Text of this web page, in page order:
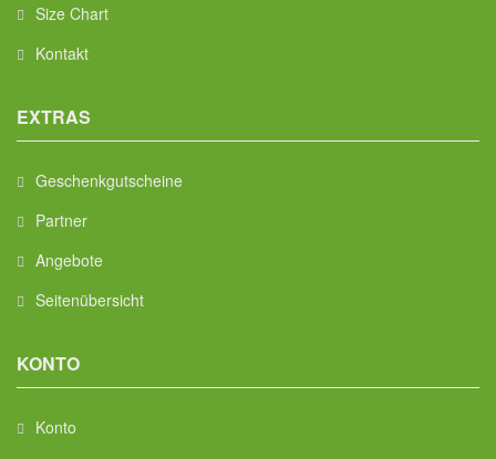
Size Chart
Kontakt
EXTRAS
Geschenkgutscheine
Partner
Angebote
Seitenübersicht
KONTO
Konto